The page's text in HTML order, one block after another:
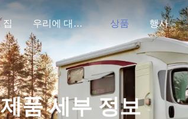
집 우리에 대하여 상품 행사
제품 세부 정보